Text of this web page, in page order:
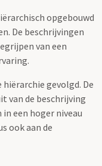
opgebouwd
De beschrijvingen
van een
gevolgd. De
van de beschrijving
een hoger niveau
ook aan de